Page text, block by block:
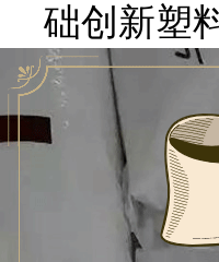
础创新塑